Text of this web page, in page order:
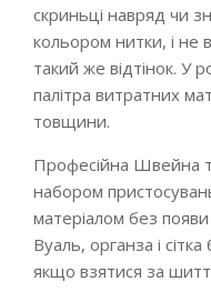
скриньці навряд чи
кольором нитки, і не
такий же відтінок. У
палітра витратних
товщини.
Професійна Швейна
набором
матеріалом без
Вуаль, органза і
якщо взятися за